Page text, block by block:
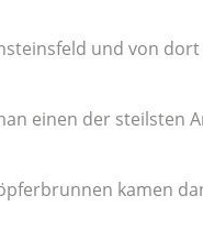
und von
einen der steilsten
kamen